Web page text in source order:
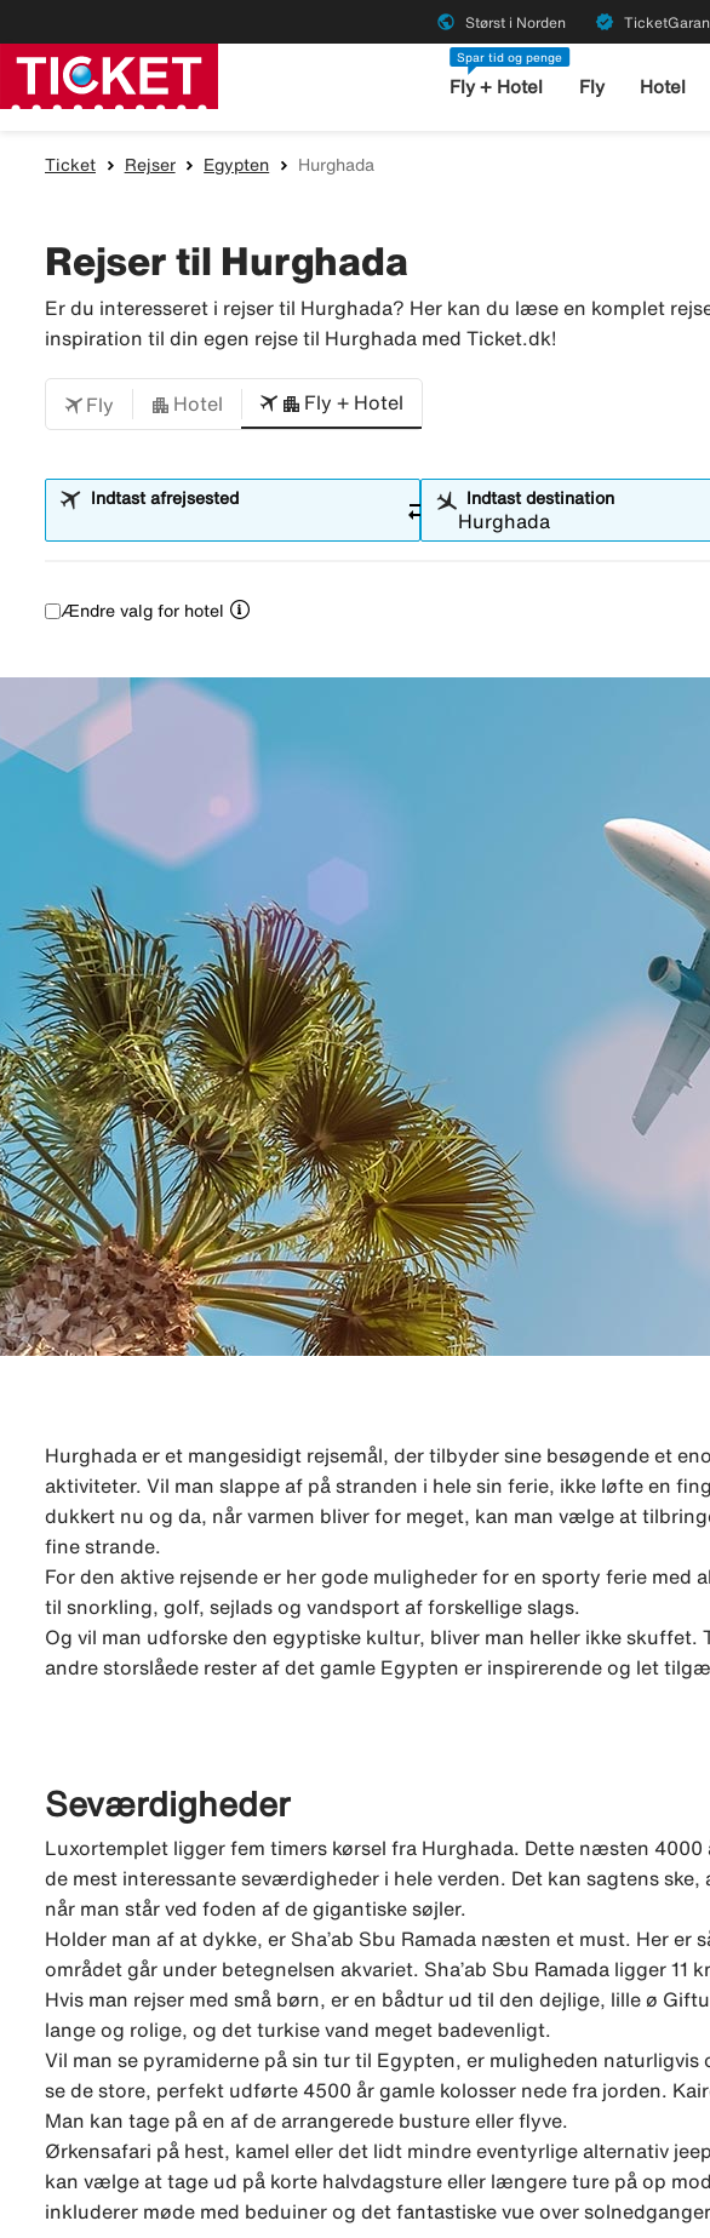
public Størst i Norden verified
Spar tid og penge
Fly + Hotel Fly Hotel
Ticket Rejser Egypten Hurghada
Rejser til Hurghada
Er du interesseret i rejser til Hurghada? Her kan du læse en komplet
inspiration til din egen rejse til Hurghada med Ticket.dk!
Fly Hotel Fly + Hotel
Indtast afrejsested sync_alt Indtast destination
Ændre valg for hotel
Hurghada er et mangesidigt rejsemål, der tilbyder sine besøgende et
aktiviteter. Vil man slappe af på stranden i hele sin ferie, ikke løfte en
dukkert nu og da, når varmen bliver for meget, kan man vælge at
fine strande.
For den aktive rejsende er her gode muligheder for en sporty ferie med
til snorkling, golf, sejlads og vandsport af forskellige slags.
Og vil man udforske den egyptiske kultur, bliver man heller ikke skuffet.
andre storslåede rester af det gamle Egypten er inspirerende og let
Seværdigheder
Luxortemplet ligger fem timers kørsel fra Hurghada. Dette næsten
de mest interessante seværdigheder i hele verden. Det kan sagtens
når man står ved foden af de gigantiske søjler.
Holder man af at dykke, er Sha’ab Sbu Ramada næsten et must. Her er
området går under betegnelsen akvariet. Sha’ab Sbu Ramada ligger 11
Hvis man rejser med små børn, er en bådtur ud til den dejlige, lille ø
lange og rolige, og det turkise vand meget badevenligt.
Vil man se pyramiderne på sin tur til Egypten, er muligheden naturligvis
se de store, perfekt udførte 4500 år gamle kolosser nede fra jorden.
Man kan tage på en af de arrangerede busture eller flyve.
Ørkensafari på hest, kamel eller det lidt mindre eventyrlige alternativ
kan vælge at tage ud på korte halvdagsture eller længere ture på op
inkluderer møde med beduiner og det fantastiske vue over